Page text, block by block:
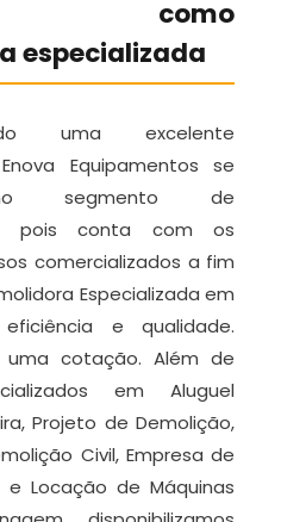
como
especializada
uma excelente
Equipamentos se
segmento de
pois conta com os
comercializados a fim
Especializada em
e qualidade.
cotação. Além de
em Aluguel
Projeto de Demolição,
Civil, Empresa de
e Locação de Máquinas